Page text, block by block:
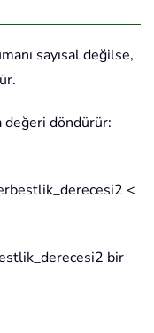
sayısal değilse,
değeri döndürür:
<
bir